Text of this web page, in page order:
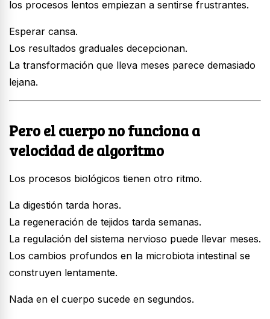
los procesos lentos empiezan a sentirse frustrantes.
Esperar cansa.
Los resultados graduales decepcionan.
La transformación que lleva meses parece demasiado
lejana.
Pero el cuerpo no funciona a
velocidad de algoritmo
Los procesos biológicos tienen otro ritmo.
La digestión tarda horas.
La regeneración de tejidos tarda semanas.
La regulación del sistema nervioso puede llevar meses.
Los cambios profundos en la microbiota intestinal se
construyen lentamente.
Nada en el cuerpo sucede en segundos.